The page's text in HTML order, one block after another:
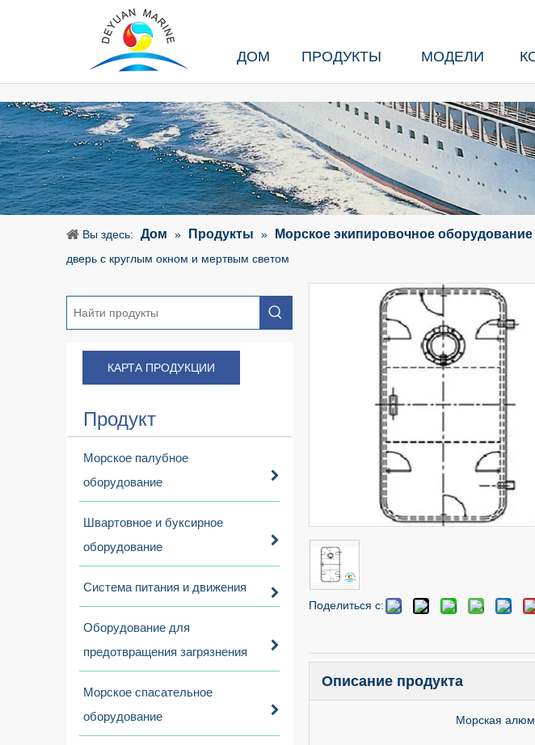
ДОМ ПРОДУКТЫ МОДЕЛИ
Вы здесь: Дом » Продукты » Морское экипировочное оборудование
дверь с круглым окном и мертвым светом
КАРТА ПРОДУКЦИИ
Продукт
Морское палубное
оборудование
Швартовное и буксирное
оборудование
Система питания и движения
Оборудование для
предотвращения загрязнения
Морское спасательное
оборудование
Поделиться с:
Описание продукта
Морская